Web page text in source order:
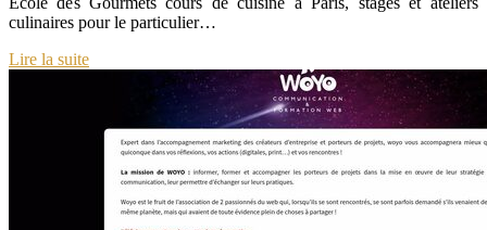
culinaires pour le particulier…
Lire la suite